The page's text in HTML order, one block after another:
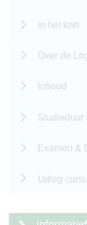
In het kort
Over de
Inhoud
Studieduur
Examen &
Uitleg